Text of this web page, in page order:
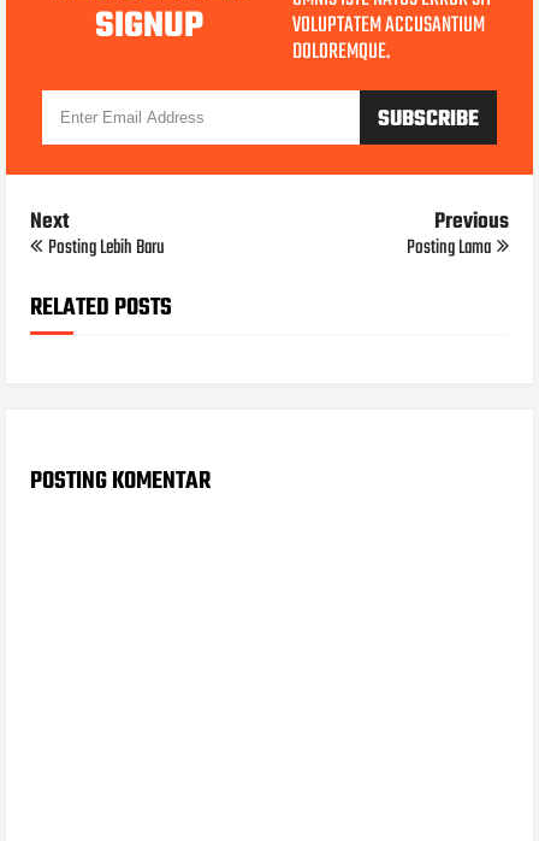
SIGNUP VOLUPTATEM ACCUSANTIUM
DOLOREMQUE.
Next
Posting Lebih Baru
Previous
Posting Lama
RELATED POSTS
POSTING KOMENTAR